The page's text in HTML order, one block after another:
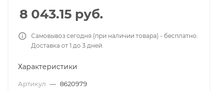
8 043.15 руб.
Самовывоз сегодня (при наличии товара) - бесплатно.
Доставка от 1 до 3 дней.
Характеристики
Артикул — 8620979